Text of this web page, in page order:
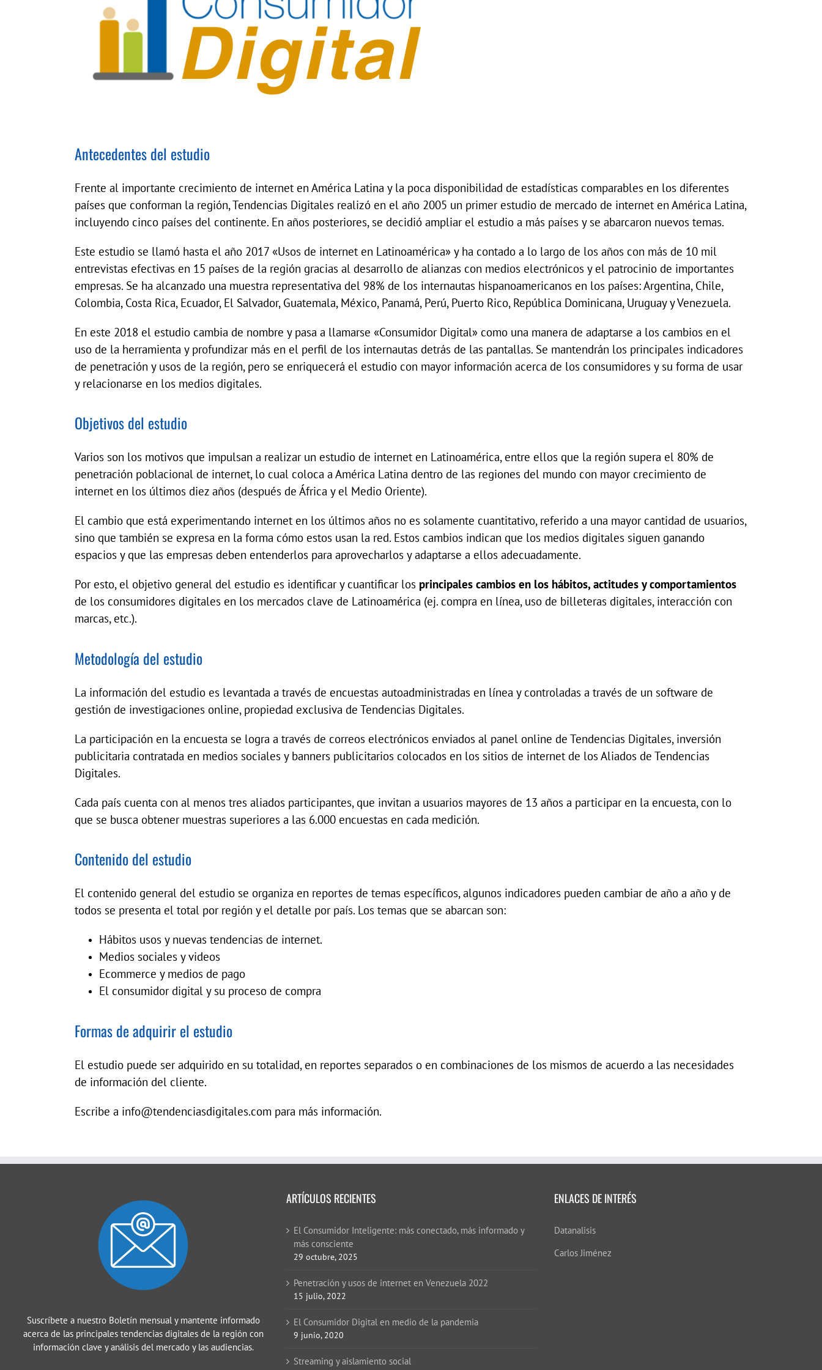
Antecedentes del estudio
Frente al importante crecimiento de internet en América Latina y la poca disponibilidad de estadísticas comparables en los diferentes
países que conforman la región, Tendencias Digitales realizó en el año 2005 un primer estudio de mercado de internet en América Latina,
incluyendo cinco países del continente. En años posteriores, se decidió ampliar el estudio a más países y se abarcaron nuevos temas.
Este estudio se llamó hasta el año 2017 «Usos de internet en Latinoamérica» y ha contado a lo largo de los años con más de 10 mil
entrevistas efectivas en 15 países de la región gracias al desarrollo de alianzas con medios electrónicos y el patrocinio de importantes
empresas. Se ha alcanzado una muestra representativa del 98% de los internautas hispanoamericanos en los países: Argentina, Chile,
Colombia, Costa Rica, Ecuador, El Salvador, Guatemala, México, Panamá, Perú, Puerto Rico, República Dominicana, Uruguay y Venezuela.
En este 2018 el estudio cambia de nombre y pasa a llamarse «Consumidor Digital» como una manera de adaptarse a los cambios en el
uso de la herramienta y profundizar más en el perfil de los internautas detrás de las pantallas. Se mantendrán los principales indicadores
de penetración y usos de la región, pero se enriquecerá el estudio con mayor información acerca de los consumidores y su forma de usar
y relacionarse en los medios digitales.
Objetivos del estudio
Varios son los motivos que impulsan a realizar un estudio de internet en Latinoamérica, entre ellos que la región supera el 80% de
penetración poblacional de internet, lo cual coloca a América Latina dentro de las regiones del mundo con mayor crecimiento de
internet en los últimos diez años (después de África y el Medio Oriente).
El cambio que está experimentando internet en los últimos años no es solamente cuantitativo, referido a una mayor cantidad de usuarios,
sino que también se expresa en la forma cómo estos usan la red. Estos cambios indican que los medios digitales siguen ganando
espacios y que las empresas deben entenderlos para aprovecharlos y adaptarse a ellos adecuadamente.
Por esto, el objetivo general del estudio es identificar y cuantificar los principales cambios en los hábitos, actitudes y comportamientos
de los consumidores digitales en los mercados clave de Latinoamérica (ej. compra en línea, uso de billeteras digitales, interacción con
marcas, etc.).
Metodología del estudio
La información del estudio es levantada a través de encuestas autoadministradas en línea y controladas a través de un software de
gestión de investigaciones online, propiedad exclusiva de Tendencias Digitales.
La participación en la encuesta se logra a través de correos electrónicos enviados al panel online de Tendencias Digitales, inversión
publicitaria contratada en medios sociales y banners publicitarios colocados en los sitios de internet de los Aliados de Tendencias
Digitales.
Cada país cuenta con al menos tres aliados participantes, que invitan a usuarios mayores de 13 años a participar en la encuesta, con lo
que se busca obtener muestras superiores a las 6.000 encuestas en cada medición.
Contenido del estudio
El contenido general del estudio se organiza en reportes de temas específicos, algunos indicadores pueden cambiar de año a año y de
todos se presenta el total por región y el detalle por país. Los temas que se abarcan son:
Hábitos usos y nuevas tendencias de internet.
Medios sociales y videos
Ecommerce y medios de pago
El consumidor digital y su proceso de compra
Formas de adquirir el estudio
El estudio puede ser adquirido en su totalidad, en reportes separados o en combinaciones de los mismos de acuerdo a las necesidades
de información del cliente.
Escribe a info@tendenciasdigitales.com para más información.
Suscríbete a nuestro Boletín mensual y mantente informado
acerca de las principales tendencias digitales de la región con
información clave y análisis del mercado y las audiencias.
ARTÍCULOS RECIENTES
El Consumidor Inteligente: más conectado, más informado y
más consciente
29 octubre, 2025
Penetración y usos de internet en Venezuela 2022
15 julio, 2022
El Consumidor Digital en medio de la pandemia
9 junio, 2020
Streaming y aislamiento social
ENLACES DE INTERÉS
Datanalisis
Carlos Jiménez